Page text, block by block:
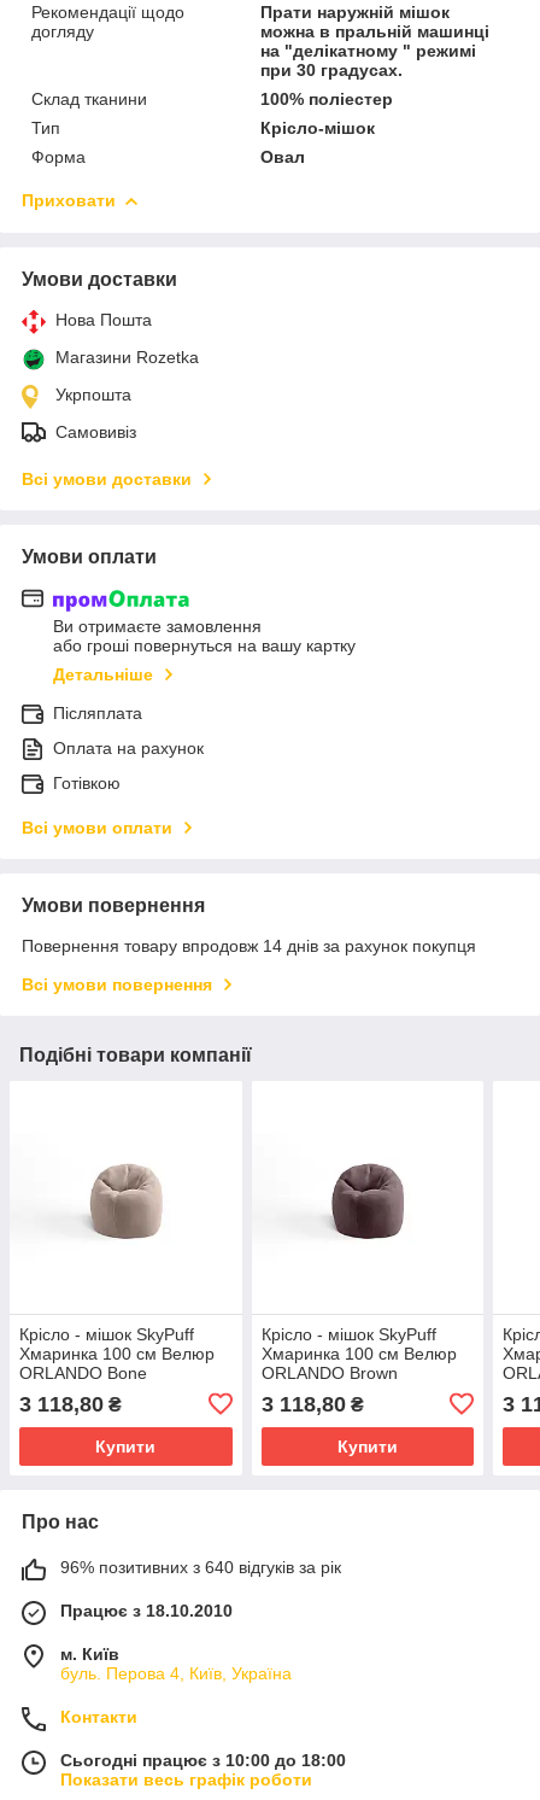
Рекомендації щодо
догляду
Прати наружній мішок
можна в пральній машинці
на "делікатному " режимі
при 30 градусах.
Склад тканини
100% поліестер
Тип
Крісло-мішок
Форма
Овал
Приховати
Умови доставки
Нова Пошта
Магазини Rozetka
Укрпошта
Самовивіз
Всі умови доставки
Умови оплати
Ви отримаєте замовлення
або гроші повернуться на вашу картку
Детальніше
Післяплата
Оплата на рахунок
Готівкою
Всі умови оплати
Умови повернення
Повернення товару впродовж 14 днів за рахунок покупця
Всі умови повернення
Подібні товари компанії
Крісло - мішок SkyPuff
Хмаринка 100 см Велюр
ORLANDO Bone
3 118,80 ₴
Купити
Крісло - мішок SkyPuff
Хмаринка 100 см Велюр
ORLANDO Brown
3 118,80₴
Купити
3
Про нас
96% позитивних з 640 відгуків за рік
Працює з 18.10.2010
м. Київ
буль. Перова 4, Київ, Україна
Контакти
Сьогодні працює з 10:00 до 18:00
Показати весь графік роботи